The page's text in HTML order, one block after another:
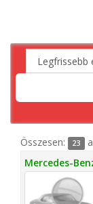
Összesen: 23
Mercedes-